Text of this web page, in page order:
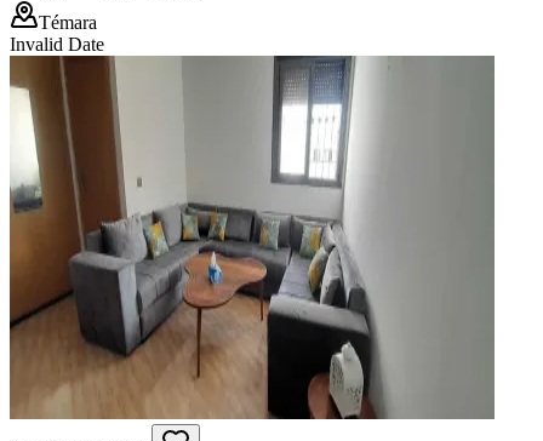
Témara
Invalid Date